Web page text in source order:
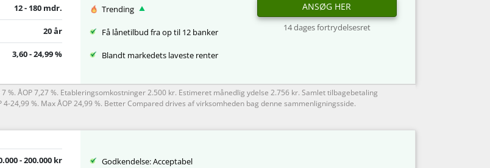
12 - 180 mdr.
20 år
3,60 - 24,99 %
Trending
Få lånetilbud fra op til 12 banker
Blandt markedets laveste renter
ANSØG HER
14 dages fortrydelsesret
ÅOP 7,27 %. Etableringsomkostninger 2.500 kr. Estimeret månedlig ydelse 2.756 kr. Samlet tilbagebetaling
24,99 %. Max ÅOP 24,99 %. Better Compared drives af virksomheden bag denne sammenligningsside.
- 200.000 kr Godkendelse: Acceptabel